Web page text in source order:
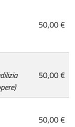
50,00 €
50,00 €
50,00 €